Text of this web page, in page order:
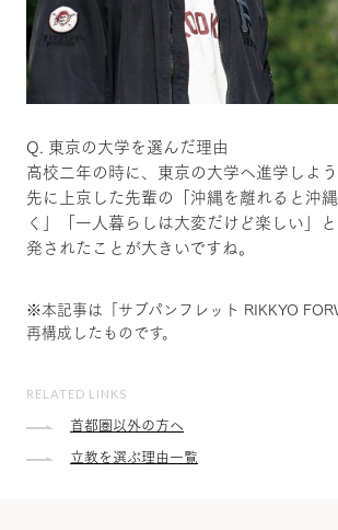
Q. 東京の大学を選んだ理由
高校二年の時に、東京の大学へ進学しよう
先に上京した先輩の「沖縄を離れると沖
く」「一人暮らしは大変だけど楽しい」
発されたことが大きいですね。
※本記事は「サブパンフレット RIKKYO
再構成したものです。
RELATED LINKS
首都圏以外の方へ
立教を選ぶ理由一覧